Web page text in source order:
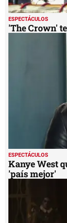
ESPECTÁCULOS
'The Crown'
ESPECTÁCULOS
Kanye West
'país mejor'